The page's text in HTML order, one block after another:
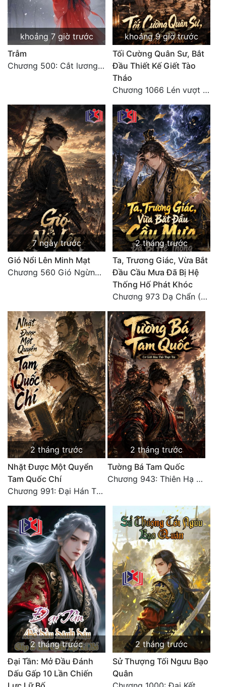
Tu Chân
Tu Tiên
Tội Phạm
Vô Địch
Võng Du
Xuyên Không
Xuyên Nhanh
Xuyên Sách
Xuyên Thư
Điền Văn
Đô Thị
Đông Phương
Đông Phương Huyền Huyễn
Cẩu Đạo Trường Sinh
Ngự Thú
Truyện Nam
Truyện Nữ
Vô Địch Lưu
Xây Dựng Thế Lực
Đam Mỹ
Đẹp
Đẹp Hiệp
Tính Cách Nhân Vật :
Cơ Trí
Sát Phạt Quyết Đoán
Vô Sỉ
Điềm Đạm
khoảng 7 giờ trước
Trẫm
Chương 500: Cắt lương thực là có thể thu hồi Macao (1)
khoảng 9 giờ trước
Tối Cường Quân Sư, Bắt
Đầu Thiết Kế Giết Tào
Tháo
Chương 1066 Lén vượt Nam Bì, đánh thẳng Nghiệp Thành (2/2)
7 ngày trước
Gió Nổi Lên Minh Mạt
Chương 560 Gió Ngừng (Kết Cục)
2 tháng trước
Ta, Trương Giác, Vừa Bắt
Đầu Cầu Mưa Đã Bị Hệ
Thống Hố Phát Khóc
Chương 973 Dạ Chẩn (2/2)
2 tháng trước
Nhặt Được Một Quyển
Tam Quốc Chí
Chương 991: Đại Hán Thiên Thư (Đại Kết Cục)
2 tháng trước
Tường Bá Tam Quốc
Chương 943: Thiên Hạ Quy Nhất, Giấc Mộng Nam Kha [HẾT]
2 tháng trước
Đại Tần: Mở Đầu Đánh
Dấu Gấp 10 Lần Chiến
2 tháng trước
Sử Thượng Tối Ngưu Bạo
Quân